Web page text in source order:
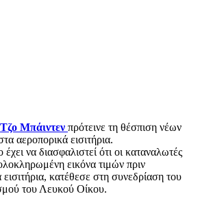
Τζο Μπάιντεν πρότεινε τη θέσπιση νέων
αεροπορικά εισιτήρια.
να διασφαλιστεί ότι οι καταναλωτές
εικόνα τιμών πριν
κατέθεσε στη συνεδρίαση του
του Λευκού Οίκου.